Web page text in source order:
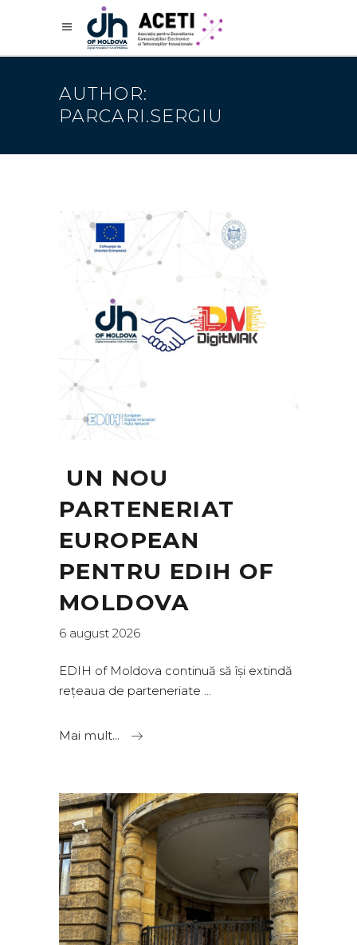
AUTHOR:
PARCARI.SERGIU
UN NOU
PARTENERIAT
EUROPEAN
PENTRU EDIH OF
MOLDOVA
6 august 2026
EDIH of Moldova continuă să își extindă
rețeaua de parteneriate
Mai mult...